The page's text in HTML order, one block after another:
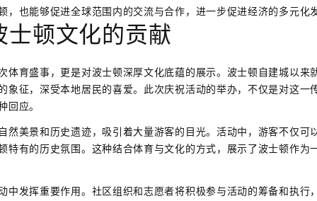
，也能够促进全球范围内的交流与合作，进一步促进经济的多元化发
顿文化的贡献
体育盛事，更是对波士顿深厚文化底蕴的展示。波士顿自建城以来
象征，深受本地居民的喜爱。此次庆祝活动的举办，不仅是对这一
回应。
然美景和历史遗迹，吸引着大量游客的目光。活动中，游客不仅可
特有的历史氛围。这种结合体育与文化的方式，展示了波士顿作为
中发挥重要作用。社区组织和志愿者将积极参与活动的筹备和执行